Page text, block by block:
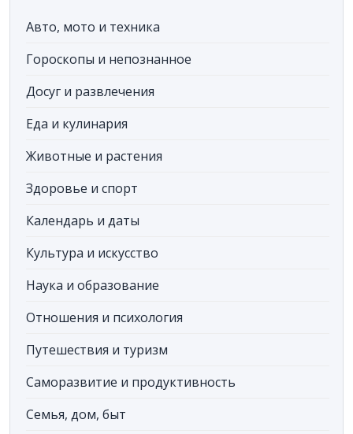
Авто, мото и техника
Гороскопы и непознанное
Досуг и развлечения
Еда и кулинария
Животные и растения
Здоровье и спорт
Календарь и даты
Культура и искусство
Наука и образование
Отношения и психология
Путешествия и туризм
Саморазвитие и продуктивность
Семья, дом, быт